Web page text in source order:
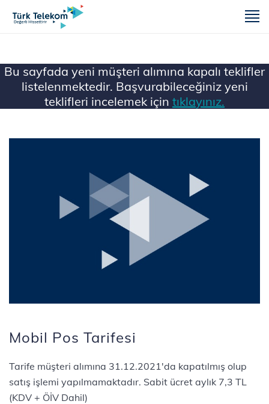
Bu sayfada yeni müşteri alımına kapalı teklifler
listelenmektedir. Başvurabileceğiniz yeni
teklifleri incelemek için tıklayınız.
Ana Sayfa Mobil Kampanyalar Mobil Pos Tarifesi
Mobil Pos Tarifesi
Tarife müşteri alımına 31.12.2021'da kapatılmış olup
satış işlemi yapılmamaktadır. Sabit ücret aylık 7,3 TL
(KDV + ÖİV Dahil)